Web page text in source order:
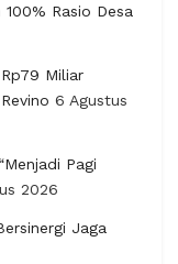
Rasio Desa
Miliar
6 Agustus
Pagi
2026
Jaga